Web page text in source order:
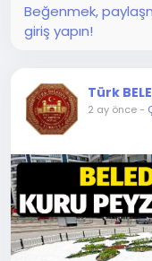
Beğenmek,
giriş yapın!
Türk
2 ay önce-